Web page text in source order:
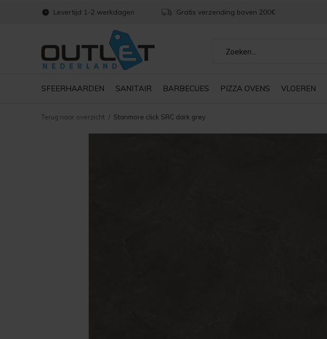
SFEERHAARDEN SANITAIR BARBECUES PIZZA OVENS VLOEREN
Levertijd 1-2 werkdagen Gratis verzending boven 200€
Terug naar overzicht Stanmore click SRC dark grey